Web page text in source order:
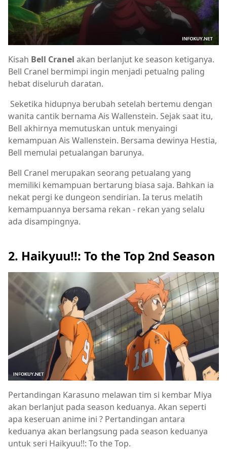
Kisah Bell Cranel akan berlanjut ke season ketiganya.
Bell Cranel bermimpi ingin menjadi petualng paling
hebat diseluruh daratan.
Seketika hidupnya berubah setelah bertemu dengan
wanita cantik bernama Ais Wallenstein. Sejak saat itu,
Bell akhirnya memutuskan untuk menyaingi
kemampuan Ais Wallenstein. Bersama dewinya Hestia,
Bell memulai petualangan barunya.
Bell Cranel merupakan seorang petualang yang
memiliki kemampuan bertarung biasa saja. Bahkan ia
nekat pergi ke dungeon sendirian. Ia terus melatih
kemampuannya bersama rekan - rekan yang selalu
ada disampingnya.
2. Haikyuu!!: To the Top 2nd Season
Pertandingan Karasuno melawan tim si kembar Miya
akan berlanjut pada season keduanya. Akan seperti
apa keseruan anime ini ? Pertandingan antara
keduanya akan berlangsung pada season keduanya
untuk seri Haikyuu!!: To the Top.